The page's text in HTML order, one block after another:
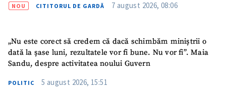
NOU CITITORUL DE GARDĂ 7 august 2026, 08:06
„Nu este corect să credem că dacă schimbăm miniștrii o
dată la șase luni, rezultatele vor fi bune. Nu vor fi”. Maia
Sandu, despre activitatea noului Guvern
POLITIC 5 august 2026, 15:51